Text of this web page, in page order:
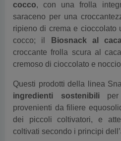
cocco, con una frolla
saraceno per una
ripieno di crema e cioccolato
cocco; il
Biosnack al
croccante frolla scura al
cremoso di cioccolato e
Questi prodotti della linea
ingredienti sostenibiliper
provenienti da filiere
dei piccoli coltivatori, e
coltivati secondo i principi